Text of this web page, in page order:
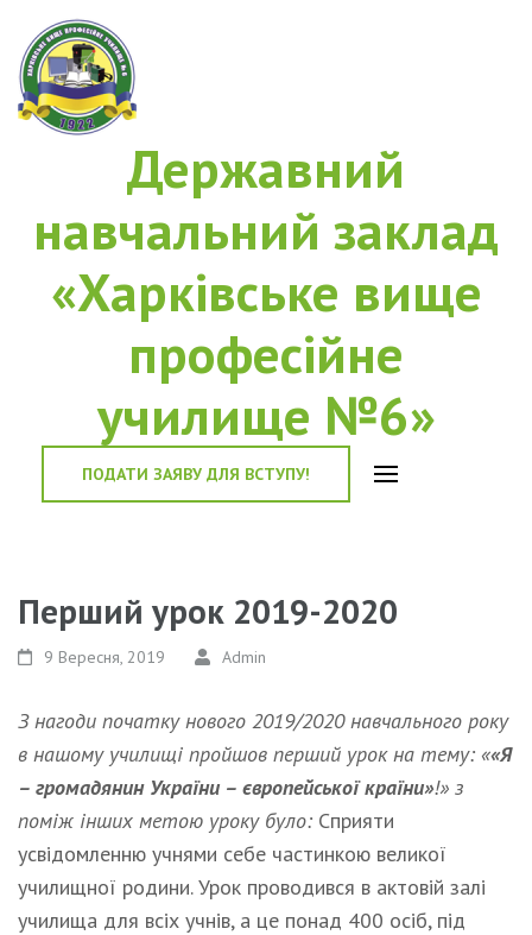
Державний
навчальний заклад
«Харківське вище
професійне
училище №6»
ПОДАТИ ЗАЯВУ ДЛЯ ВСТУПУ!
Перший урок 2019-2020
9 Вересня, 2019 Admin
З нагоди початку нового 2019/2020 навчального року
в нашому училищі пройшов перший урок на тему: ««Я
– громадянин України – європейської країни»!» з
поміж інших метою уроку було: Сприяти
усвідомленню учнями себе частинкою великої
училищної родини. Урок проводився в актовій залі
училища для всіх учнів, а це понад 400 осіб, під